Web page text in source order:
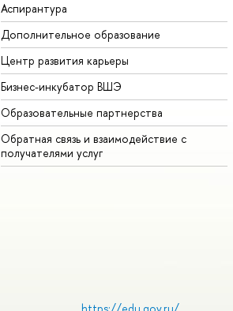
Аспирантура
Дополнительное образование
Центр развития карьеры
Бизнес-инкубатор ВШЭ
Образовательные партнерства
Обратная связь и взаимодействие с
получателями услуг